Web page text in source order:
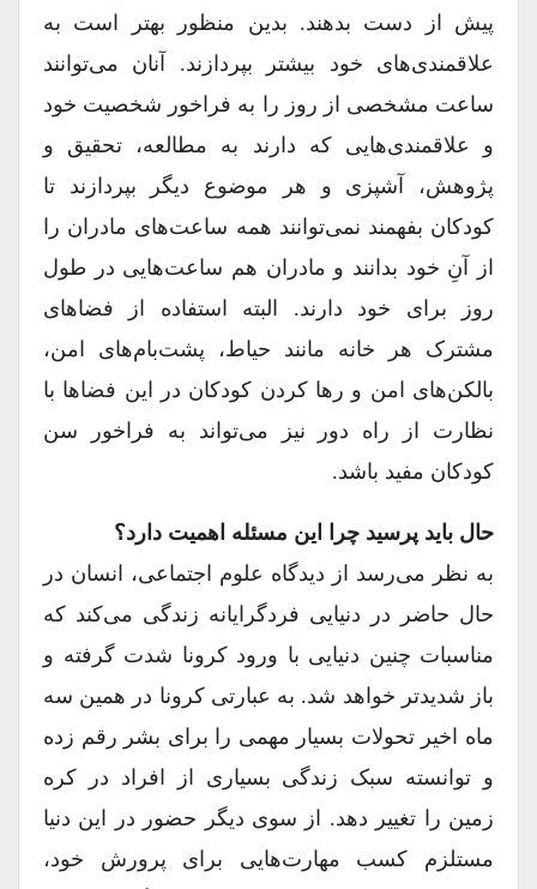
پیش از دست بدهند. بدین منظور بهتر است به
علاقمندی‌های خود بیشتر بپردازند. آنان می‌توانند
ساعت مشخصی از روز را به فراخور شخصیت خود
و علاقمندی‌هایی که دارند به مطالعه، تحقیق و
پژوهش، آشپزی و هر موضوع دیگر بپردازند تا
کودکان بفهمند نمی‌توانند همه ساعت‌های مادران را
از آنِ خود بدانند و مادران هم ساعت‌هایی در طول
روز برای خود دارند. البته استفاده از فضاهای
مشترک هر خانه مانند حیاط، پشت‌بام‌های امن،
بالکن‌های امن و رها کردن کودکان در این فضاها با
نظارت از راه دور نیز می‌تواند به فراخور سن
کودکان مفید باشد.
حال باید پرسید چرا این مسئله اهمیت دارد؟
به نظر می‌رسد از دیدگاه علوم اجتماعی، انسان در
حال حاضر در دنیایی فردگرایانه زندگی می‌کند که
مناسبات چنین دنیایی با ورود کرونا شدت گرفته و
باز شدیدتر خواهد شد. به عبارتی کرونا در همین سه
ماه اخیر تحولات بسیار مهمی را برای بشر رقم زده
و توانسته سبک زندگی بسیاری از افراد در کره
زمین را تغییر دهد. از سوی دیگر حضور در این دنیا
مستلزم کسب مهارت‌هایی برای پرورش خود،